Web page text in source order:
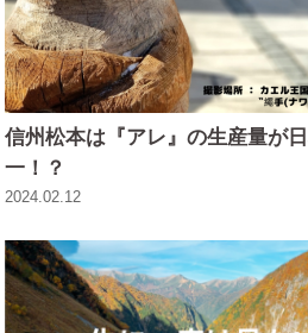
信州松本は『アレ』の生産量が
一！？
2024.02.12